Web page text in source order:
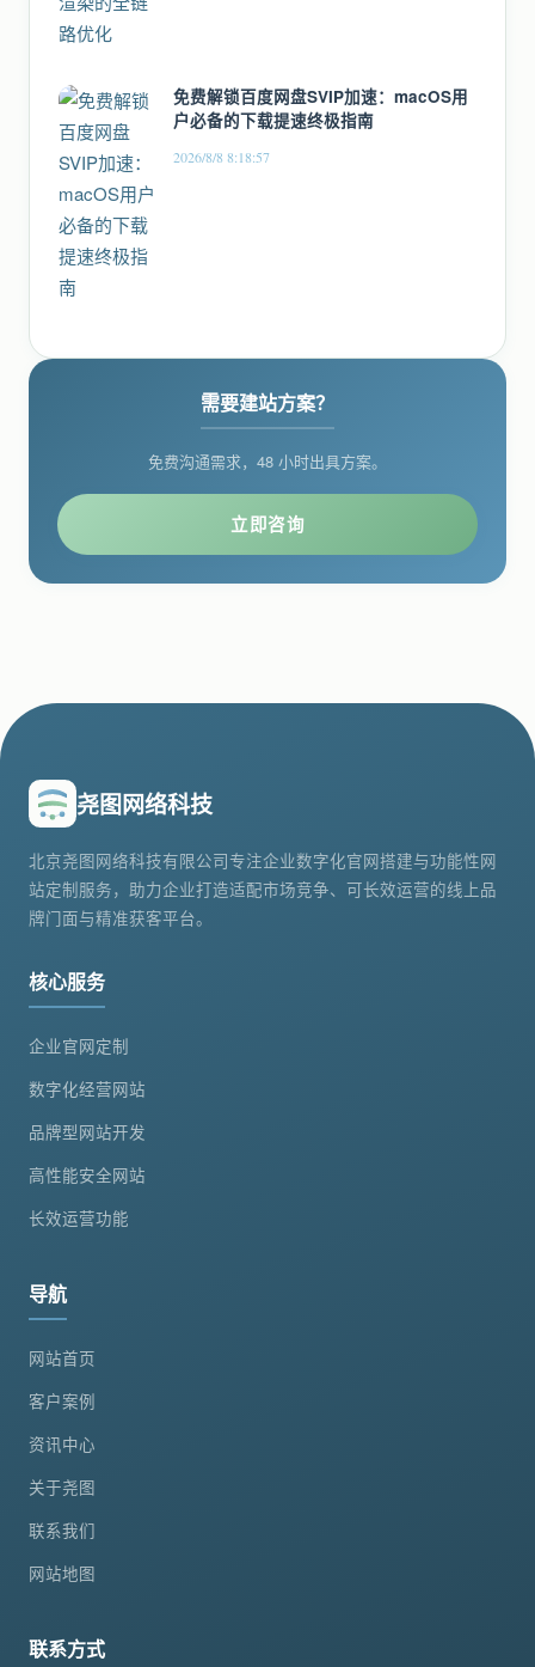
免费解锁百度网盘SVIP加速：macOS用
户必备的下载提速终极指南
2026/8/8 8:18:57
需要建站方案？
免费沟通需求，48 小时出具方案。
立即咨询
尧图网络科技
北京尧图网络科技有限公司专注企业数字化官网搭建与功能性网
站定制服务，助力企业打造适配市场竞争、可长效运营的线上品
牌门面与精准获客平台。
核心服务
企业官网定制
数字化经营网站
品牌型网站开发
高性能安全网站
长效运营功能
导航
网站首页
客户案例
资讯中心
关于尧图
联系我们
网站地图
联系方式